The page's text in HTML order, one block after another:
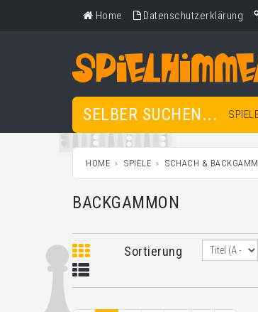
Home Datenschutzerklärung
SELBER SUCHEN...
HOME SPIELE SCHACH &
BACKGAMMON
Sortierung